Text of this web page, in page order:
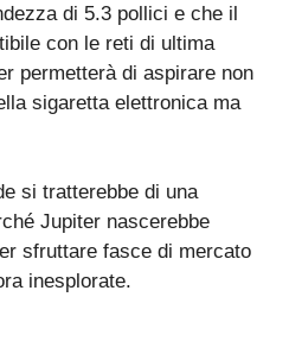
di 5.3 pollici e che il
con le reti di ultima
permetterà di aspirare non
sigaretta elettronica ma
si tratterebbe di una
Jupiter nascerebbe
sfruttare fasce di mercato
inesplorate.